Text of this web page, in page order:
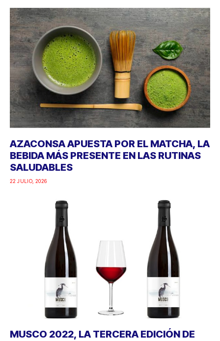
AZACONSA APUESTA POR EL MATCHA, LA
BEBIDA MÁS PRESENTE EN LAS RUTINAS
SALUDABLES
22 JULIO, 2026
MUSCO 2022, LA TERCERA EDICIÓN DE